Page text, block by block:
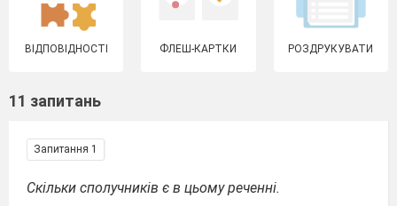
ВІДПОВІДНОСТІ ФЛЕШ-КАРТКИ РОЗДРУКУВАТИ
11 запитань
Запитання 1
Скільки сполучників є в цьому реченні.